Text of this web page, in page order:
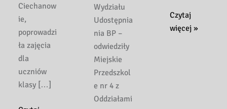
Ciechanow
ie,
poprowadzi
ła zajęcia
dla
uczniów
klasy […]
Wydziału
Udostępnia
nia BP –
odwiedziły
Miejskie
Przedszkol
e nr 4 z
Oddziałami
Międzynarodowy
Dzień
Czytaj
więcej »